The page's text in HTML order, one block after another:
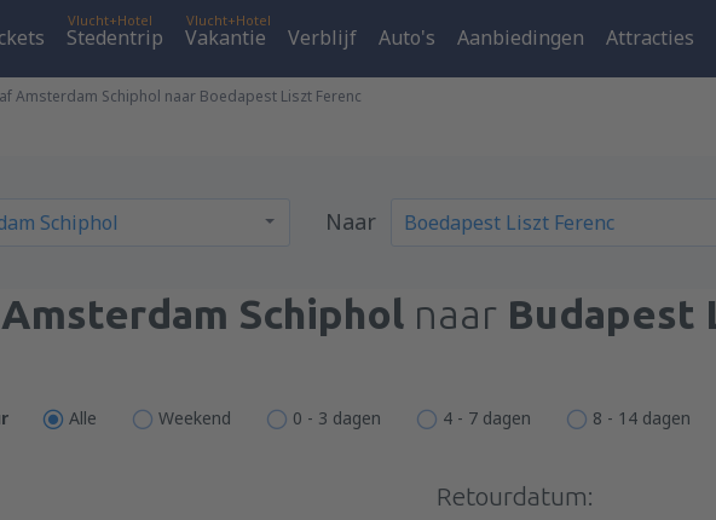
Vlucht+Hotel
Stedentrip
Vlucht+Hotel
Vakantie Verblijf Auto's Aanbiedingen Attracties
Amsterdam Schiphol naar Boedapest Liszt Ferenc
Naar
Amsterdam Schipholnaar Budapest
Alle Weekend 0 - 3 dagen 4 - 7 dagen 8 - 14 dagen
Retourdatum: